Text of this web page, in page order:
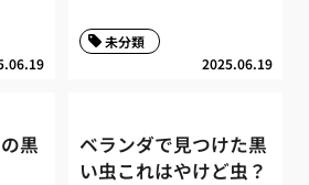
2025.06.19
未分類
黒
ベランダで見つけた黒
い虫これはやけど虫？